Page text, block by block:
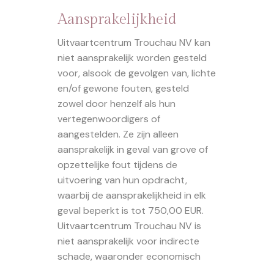
Aansprakelijkheid
Uitvaartcentrum Trouchau NV kan
niet aansprakelijk worden gesteld
voor, alsook de gevolgen van, lichte
en/of gewone fouten, gesteld
zowel door henzelf als hun
vertegenwoordigers of
aangestelden. Ze zijn alleen
aansprakelijk in geval van grove of
opzettelijke fout tijdens de
uitvoering van hun opdracht,
waarbij de aansprakelijkheid in elk
geval beperkt is tot 750,00 EUR.
Uitvaartcentrum Trouchau NV is
niet aansprakelijk voor indirecte
schade, waaronder economisch